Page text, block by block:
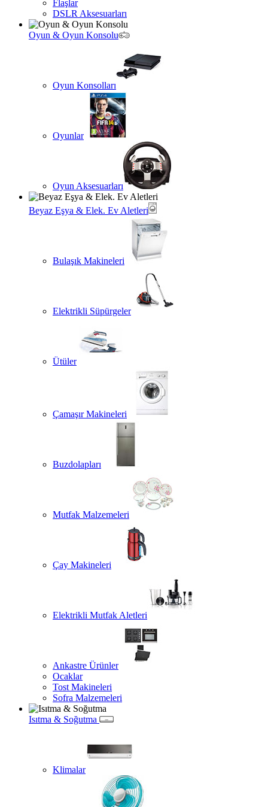
Flaşlar
DSLR Aksesuarları
Oyun & Oyun Konsolu
Oyun Konsolları
Oyunlar
Oyun Aksesuarları
Beyaz Eşya & Elek. Ev Aletleri
Bulaşık Makineleri
Elektrikli Süpürgeler
Ütüler
Çamaşır Makineleri
Buzdolapları
Mutfak Malzemeleri
Çay Makineleri
Elektrikli Mutfak Aletleri
Ankastre Ürünler
Ocaklar
Tost Makineleri
Sofra Malzemeleri
Isıtma & Soğutma
Klimalar